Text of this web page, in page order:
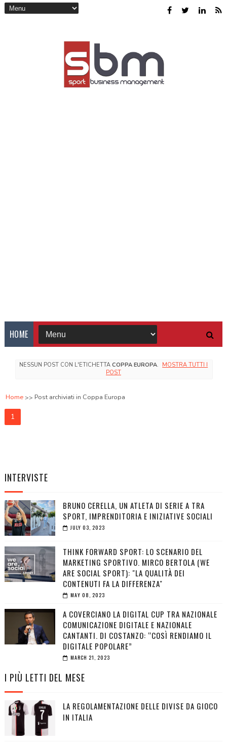
HOME
NESSUN POST CON L'ETICHETTA COPPA EUROPA. MOSTRA TUTTI I
POST
Home Post archiviati in Coppa Europa
1
INTERVISTE
BRUNO CERELLA, UN ATLETA DI SERIE A TRA
SPORT, IMPRENDITORIA E INIZIATIVE SOCIALI
JULY 03, 2023
THINK FORWARD SPORT: LO SCENARIO DEL
MARKETING SPORTIVO. MIRCO BERTOLA (WE
ARE SOCIAL SPORT): "LA QUALITÀ DEI
CONTENUTI FA LA DIFFERENZA"
MAY 08, 2023
A COVERCIANO LA DIGITAL CUP TRA NAZIONALE
COMUNICAZIONE DIGITALE E NAZIONALE
CANTANTI. DI COSTANZO: “COSÌ RENDIAMO IL
DIGITALE POPOLARE”
MARCH 21, 2023
I PIÙ LETTI DEL MESE
LA REGOLAMENTAZIONE DELLE DIVISE DA GIOCO
IN ITALIA